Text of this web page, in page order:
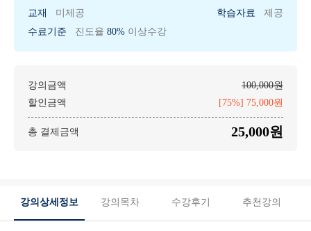
교재
미제공 학습자료
제공
수료기준
진도율 80% 이상수강
강의금액
100,000원
할인금액
[75%] 75,000원
총 결제금액 25,000원
강의상세정보 강의목차 수강후기 추천강의